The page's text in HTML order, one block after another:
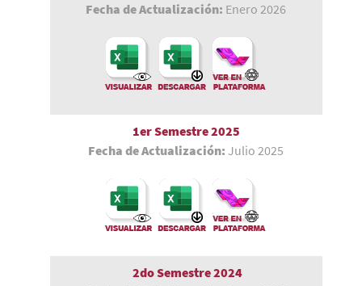
Fecha de Actualización: Enero 2026
1er Semestre 2025
Fecha de Actualización: Julio 2025
2do Semestre 2024